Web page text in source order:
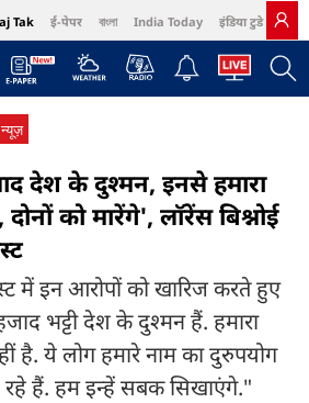
Tak ई-पेपर বাংলা India Today इंडिया टुडे हिंदी
Cosmopolitan Harper's Bazaar Northeast
न्यूज़
देश के दुश्मन, इनसे हमारा
को मारेंगे', लॉरेंस बिश्नोई
में इन आरोपों को खारिज करते हुए
भट्टी देश के दुश्मन हैं. हमारा
है. ये लोग हमारे नाम का दुरुपयोग
हैं. हम इन्हें सबक सिखाएंगे."